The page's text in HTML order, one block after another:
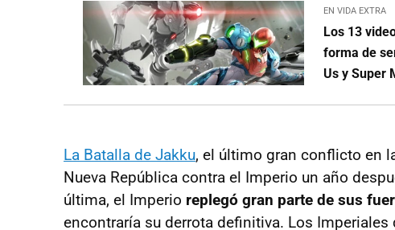
EN VIDA EXTRA
Los 13
forma de
Us y Super
La Batalla de Jakku, el último gran conflicto en
Nueva República contra el Imperio un año
última, el Imperio replegó gran parte de sus
encontraría su derrota definitiva. Los